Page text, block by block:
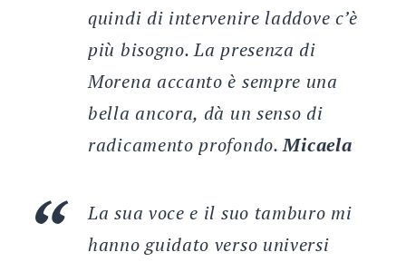
quindi di intervenire laddove c’è
più bisogno. La presenza di
Morena accanto è sempre una
bella ancora, dà un senso di
radicamento profondo. Micaela
La sua voce e il suo tamburo mi
hanno guidato verso universi